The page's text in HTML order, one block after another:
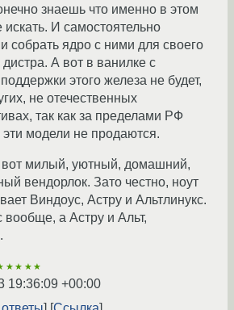
знаешь что именно в этом
искать. И самостоятельно
собрать ядро с ними для своего
А вот в ванилке с
этого железа не будет,
не отечественных
так как за пределами РФ
эти модели не продаются.
вот милый, уютный, домашний,
вендорлок. Зато честно, ноут
Виндоус, Астру и Альтлинукс.
вообще, а Астру и Альт,
19:36:09 +00:00